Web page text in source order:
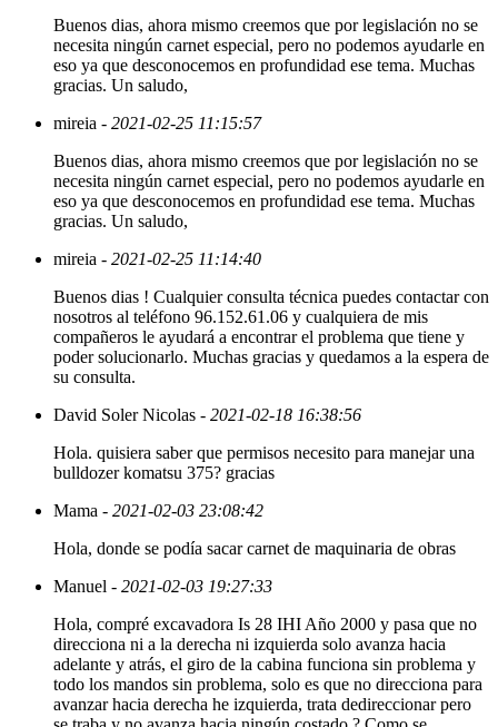
Buenos dias, ahora mismo creemos que por legislación no se
necesita ningún carnet especial, pero no podemos ayudarle en
eso ya que desconocemos en profundidad ese tema. Muchas
gracias. Un saludo,
mireia - 2021-02-25 11:15:57
Buenos dias, ahora mismo creemos que por legislación no se
necesita ningún carnet especial, pero no podemos ayudarle en
eso ya que desconocemos en profundidad ese tema. Muchas
gracias. Un saludo,
mireia - 2021-02-25 11:14:40
Buenos dias ! Cualquier consulta técnica puedes contactar con
nosotros al teléfono 96.152.61.06 y cualquiera de mis
compañeros le ayudará a encontrar el problema que tiene y
poder solucionarlo. Muchas gracias y quedamos a la espera de
su consulta.
David Soler Nicolas - 2021-02-18 16:38:56
Hola. quisiera saber que permisos necesito para manejar una
bulldozer komatsu 375? gracias
Mama - 2021-02-03 23:08:42
Hola, donde se podía sacar carnet de maquinaria de obras
Manuel - 2021-02-03 19:27:33
Hola, compré excavadora Is 28 IHI Año 2000 y pasa que no
direcciona ni a la derecha ni izquierda solo avanza hacia
adelante y atrás, el giro de la cabina funciona sin problema y
todo los mandos sin problema, solo es que no direcciona para
avanzar hacia derecha he izquierda, trata dedireccionar pero